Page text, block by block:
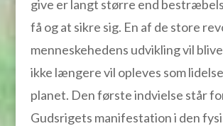
give er langt større end
få og at sikre sig. En af de store
menneskehedens udvikling vil
ikke længere vil opleves som
planet. Den første indvielse står
Gudsrigets manifestation i den